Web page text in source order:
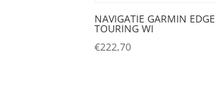
NAVIGATIE GARMIN EDGE
TOURING WI
€222,70